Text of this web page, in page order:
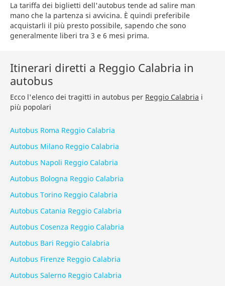
La tariffa dei biglietti dell'autobus tende ad salire man
mano che la partenza si avvicina. È quindi preferibile
acquistarli il più presto possibile, sapendo che sono
generalmente liberi tra 3 e 6 mesi prima.
Itinerari diretti a Reggio Calabria in
autobus
Ecco l'elenco dei tragitti in autobus per Reggio Calabria i
più popolari
Autobus Roma Reggio Calabria
Autobus Milano Reggio Calabria
Autobus Napoli Reggio Calabria
Autobus Bologna Reggio Calabria
Autobus Torino Reggio Calabria
Autobus Catania Reggio Calabria
Autobus Cosenza Reggio Calabria
Autobus Bari Reggio Calabria
Autobus Firenze Reggio Calabria
Autobus Salerno Reggio Calabria